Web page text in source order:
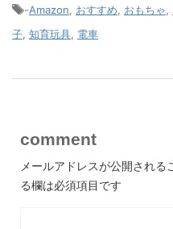
-Amazon おすすめ おもちゃ
子 知育玩具 電車
comment
メールアドレスが公開される
る欄は必須項目です